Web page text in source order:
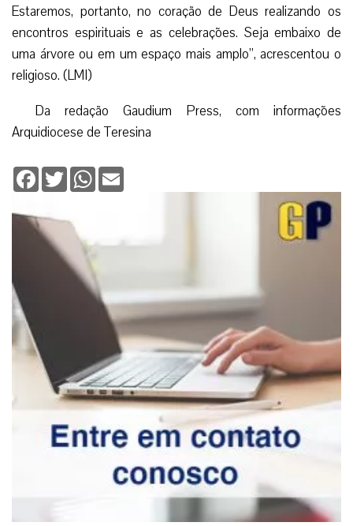
Estaremos, portanto, no coração de Deus realizando os
encontros espirituais e as celebrações. Seja embaixo de
uma árvore ou em um espaço mais amplo”, acrescentou o
religioso. (LMI)
Da redação Gaudium Press, com informações
Arquidiocese de Teresina
Facebook
TwitterWhatsApp